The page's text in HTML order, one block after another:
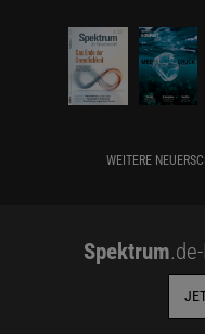
WEITERE
Spektrum